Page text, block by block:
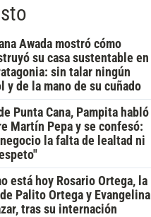
Awada mostró cómo
su casa sustentable en
sin talar ningún
y de la mano de su cuñado
Punta Cana, Pampita habló
Martín Pepa y se confesó:
la falta de lealtad ni
está hoy Rosario Ortega, la
Palito Ortega y Evangelina
tras su internación